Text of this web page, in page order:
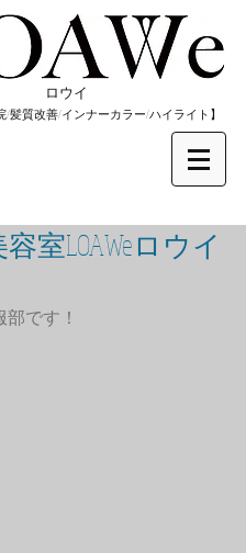
​ロウイ
/髪質改善/インナーカラー/​ハイライト】
室LOAWeロウイ
です！